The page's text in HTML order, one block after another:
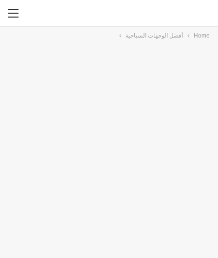
Home أفضل الوجهات السياحية